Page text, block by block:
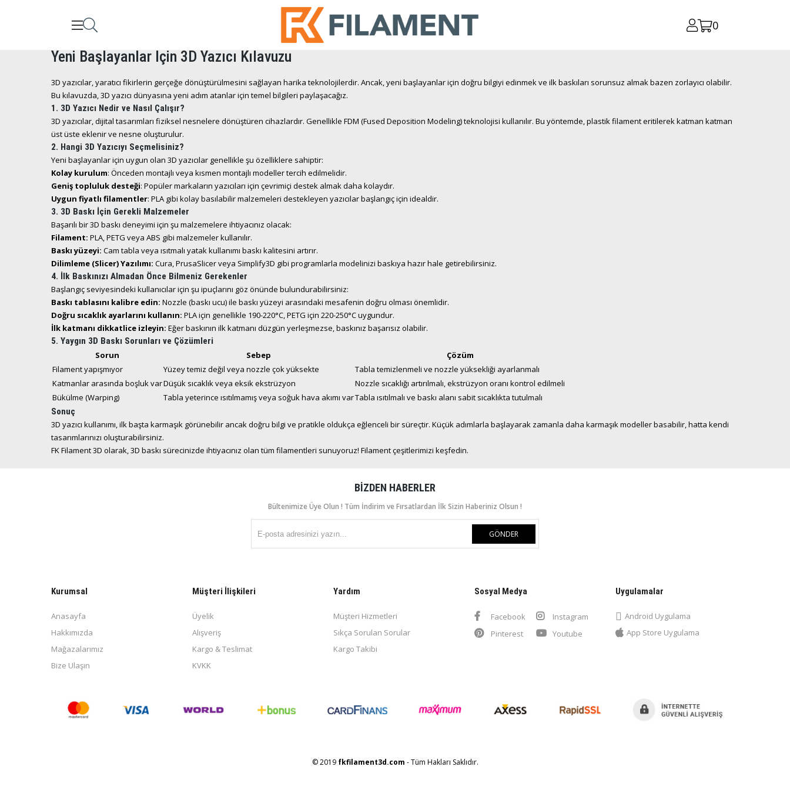
0
Yeni Başlayanlar İçin 3D Yazıcı Kılavuzu
3D yazıcılar, yaratıcı fikirlerin gerçeğe dönüştürülmesini sağlayan harika teknolojilerdir. Ancak, yeni başlayanlar için doğru bilgiyi edinmek ve ilk baskıları sorunsuz almak bazen zorlayıcı olabilir.
Bu kılavuzda, 3D yazıcı dünyasına yeni adım atanlar için temel bilgileri paylaşacağız.
1. 3D Yazıcı Nedir ve Nasıl Çalışır?
3D yazıcılar, dijital tasarımları fiziksel nesnelere dönüştüren cihazlardır. Genellikle FDM (Fused Deposition Modeling) teknolojisi kullanılır. Bu yöntemde, plastik filament eritilerek katman katman
üst üste eklenir ve nesne oluşturulur.
2. Hangi 3D Yazıcıyı Seçmelisiniz?
Yeni başlayanlar için uygun olan 3D yazıcılar genellikle şu özelliklere sahiptir:
Kolay kurulum: Önceden montajlı veya kısmen montajlı modeller tercih edilmelidir.
Geniş topluluk desteği: Popüler markaların yazıcıları için çevrimiçi destek almak daha kolaydır.
Uygun fiyatlı filamentler: PLA gibi kolay basılabilir malzemeleri destekleyen yazıcılar başlangıç için idealdir.
3. 3D Baskı İçin Gerekli Malzemeler
Başarılı bir 3D baskı deneyimi için şu malzemelere ihtiyacınız olacak:
Filament: PLA, PETG veya ABS gibi malzemeler kullanılır.
Baskı yüzeyi: Cam tabla veya ısıtmalı yatak kullanımı baskı kalitesini artırır.
Dilimleme (Slicer) Yazılımı: Cura, PrusaSlicer veya Simplify3D gibi programlarla modelinizi baskıya hazır hale getirebilirsiniz.
4. İlk Baskınızı Almadan Önce Bilmeniz Gerekenler
Başlangıç seviyesindeki kullanıcılar için şu ipuçlarını göz önünde bulundurabilirsiniz:
Baskı tablasını kalibre edin: Nozzle (baskı ucu) ile baskı yüzeyi arasındaki mesafenin doğru olması önemlidir.
Doğru sıcaklık ayarlarını kullanın: PLA için genellikle 190-220°C, PETG için 220-250°C uygundur.
İlk katmanı dikkatlice izleyin: Eğer baskının ilk katmanı düzgün yerleşmezse, baskınız başarısız olabilir.
5. Yaygın 3D Baskı Sorunları ve Çözümleri
Sorun
Sebep
Çözüm
Filament yapışmıyor
Yüzey temiz değil veya nozzle çok yüksekte
Tabla temizlenmeli ve nozzle yüksekliği ayarlanmalı
Katmanlar arasında boşluk varDüşük sıcaklık veya eksik ekstrüzyon
Nozzle sıcaklığı artırılmalı, ekstrüzyon oranı kontrol edilmeli
Bükülme (Warping)
Tabla yeterince ısıtılmamış veya soğuk hava akımı varTabla ısıtılmalı ve baskı alanı sabit sıcaklıkta tutulmalı
Sonuç
3D yazıcı kullanımı, ilk başta karmaşık görünebilir ancak doğru bilgi ve pratikle oldukça eğlenceli bir süreçtir. Küçük adımlarla başlayarak zamanla daha karmaşık modeller basabilir, hatta kendi
tasarımlarınızı oluşturabilirsiniz.
FK Filament 3D olarak, 3D baskı sürecinizde ihtiyacınız olan tüm filamentleri sunuyoruz! Filament çeşitlerimizi keşfedin.
BIZDEN HABERLER
Bültenimize Üye Olun ! Tüm İndirim ve Fırsatlardan İlk Sizin Haberiniz Olsun !
GÖNDER
Kurumsal
Anasayfa
Hakkımızda
Mağazalarımız
Bize Ulaşın
Müşteri İlişkileri
Üyelik
Alışveriş
Kargo & Teslimat
KVKK
Yardım
Müşteri Hizmetleri
Sıkça Sorulan Sorular
Kargo Takibi
Sosyal Medya
Facebook
Instagram
Pinterest
Youtube
Uygulamalar
Android Uygulama
App Store Uygulama
© 2019 fkfilament3d.com - Tüm Hakları Saklıdır.